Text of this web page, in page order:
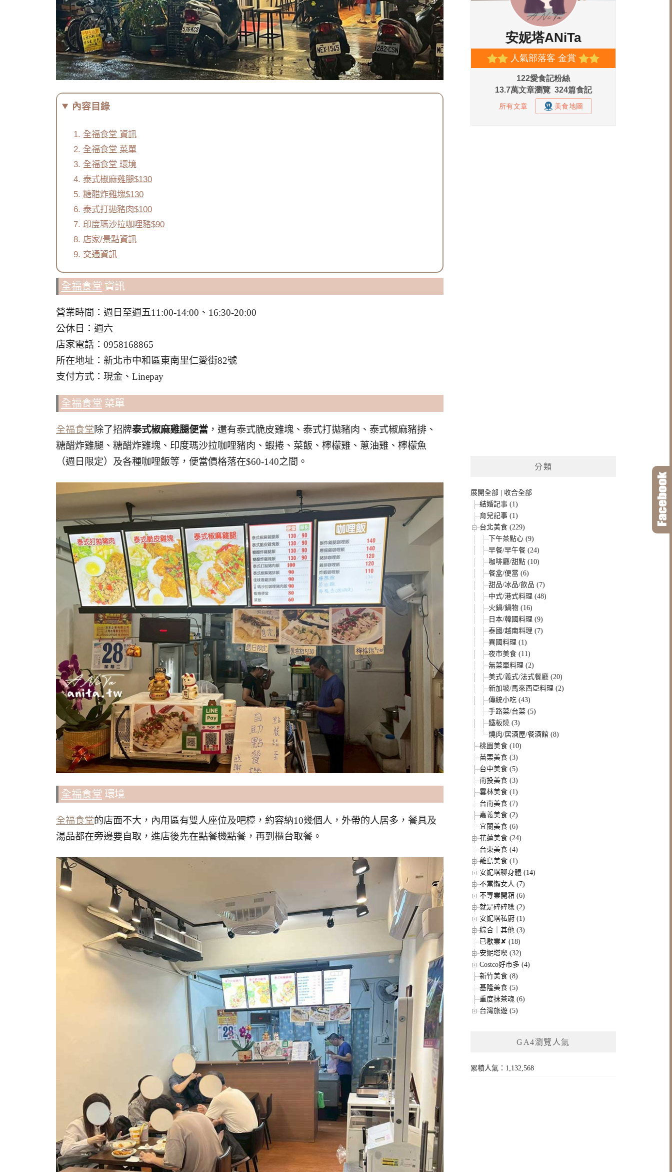
內容目錄
全福食堂 資訊
全福食堂 菜單
全福食堂 環境
泰式椒麻雞腿$130
糖醋炸雞塊$130
泰式打拋豬肉$100
印度瑪沙拉咖哩豬$90
店家/景點資訊
交通資訊
全福食堂 資訊
營業時間：週日至週五11:00-14:00、16:30-20:00
公休日：週六
店家電話：0958168865
所在地址：新北市中和區東南里仁愛街82號
支付方式：現金、Linepay
全福食堂 菜單
全福食堂除了招牌泰式椒麻雞腿便當 ，還有泰式脆皮雞塊、泰式打拋豬肉、泰式椒麻豬排、
糖醋炸雞腿、糖醋炸雞塊、印度瑪沙拉咖哩豬肉、蝦捲、菜飯、檸檬雞、蔥油雞、檸檬魚
（週日限定）及各種咖哩飯等，便當價格落在$60-140之間。
全福食堂 環境
全福食堂的店面不大，內用區有雙人座位及吧檯，約容納10幾個人，外帶的人居多，餐具及
湯品都在旁邊要自取，進店後先在點餐機點餐，再到櫃台取餐。
分類
展開全部
收合全部
結婚記事 (1)
育兒記事 (1)
台北美食 (229)
下午茶點心 (9)
早餐/早午餐 (24)
咖啡廳/甜點 (10)
餐盒/便當 (6)
甜品/冰品/飲品 (7)
中式/港式料理 (48)
火鍋/鍋物 (16)
日本/韓國料理 (9)
泰國/越南料理 (7)
異國料理 (1)
夜市美食 (11)
無菜單料理 (2)
美式/義式/法式餐廳 (20)
新加坡/馬來西亞料理 (2)
傳統小吃 (43)
手路菜/台菜 (5)
鐵板燒 (3)
燒肉/居酒屋/餐酒館 (8)
桃園美食 (10)
苗栗美食 (3)
台中美食 (5)
南投美食 (3)
雲林美食 (1)
台南美食 (7)
嘉義美食 (2)
宜蘭美食 (6)
花蓮美食 (24)
台東美食 (4)
離島美食 (1)
安妮塔聊身體 (14)
不當懶女人 (7)
不專業開箱 (6)
就是碎碎唸 (2)
安妮塔私廚 (1)
綜合｜其他 (3)
已歇業✘ (18)
安妮塔喫 (32)
Costco好市多 (4)
新竹美食 (8)
基隆美食 (5)
重度抹茶魂 (6)
台灣旅遊 (5)
GA4瀏覽人氣
累積人氣：1,132,568